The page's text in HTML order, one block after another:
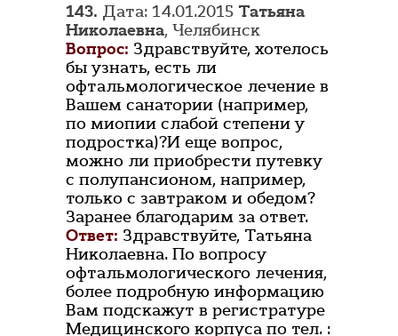
143. Дата: 14.01.2015 Татьяна
Николаевна, Челябинск
Вопрос: Здравствуйте, хотелось
бы узнать, есть ли
офтальмологическое лечение в
Вашем санатории (например,
по миопии слабой степени у
подростка)?И еще вопрос,
можно ли приобрести путевку
с полупансионом, например,
только с завтраком и обедом?
Заранее благодарим за ответ.
Ответ: Здравствуйте, Татьяна
Николаевна. По вопросу
офтальмологического лечения,
более подробную информацию
Вам подскажут в регистратуре
Медицинского корпуса по тел. :